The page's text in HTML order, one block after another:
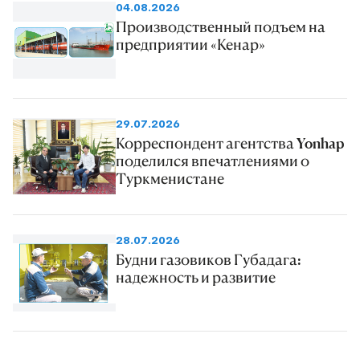
04.08.2026
Производственный подъем на
предприятии «Кенар»
29.07.2026
Корреспондент агентства Yonhap
поделился впечатлениями о
Туркменистане
28.07.2026
Будни газовиков Губадага:
надежность и развитие